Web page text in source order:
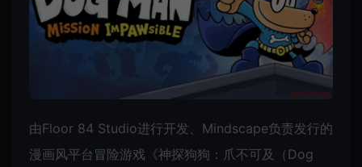
由Floor 84 Studio进行开发、Mindscape负责发行的
漫画风平台冒险游戏《神探狗狗：爪不可及（Dog